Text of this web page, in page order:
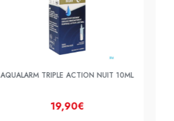
AQUALARM TRIPLE ACTION NUIT 10ML
19,90€